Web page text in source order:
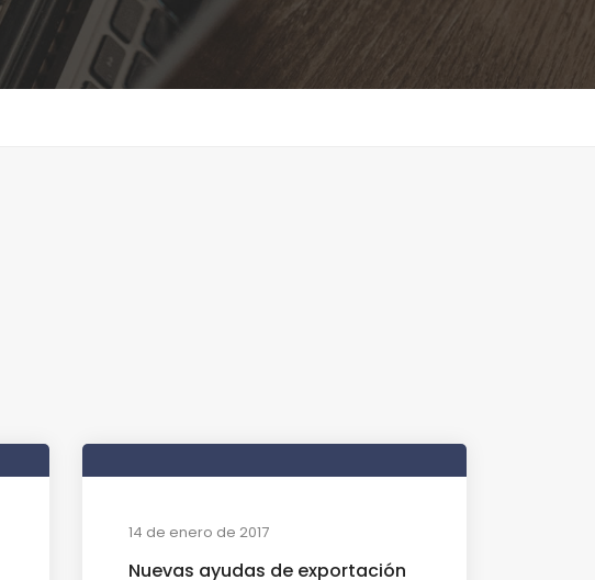
14 de enero de 2017
Nuevas ayudas de exportación